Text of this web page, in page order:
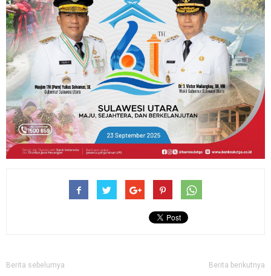
Berita sebelumya Berita berikutnya